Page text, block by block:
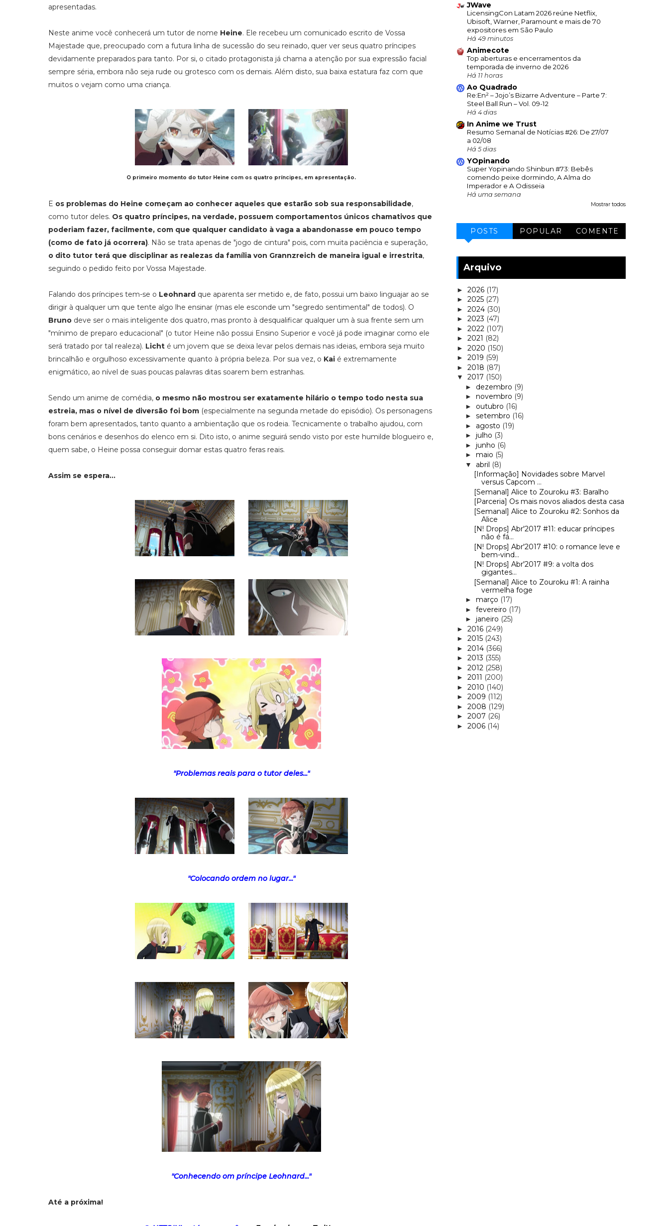
apresentadas.
Neste anime você conhecerá um tutor de nome Heine. Ele recebeu um comunicado escrito de Vossa
Majestade que, preocupado com a futura linha de sucessão do seu reinado, quer ver seus quatro príncipes
devidamente preparados para tanto. Por si, o citado protagonista já chama a atenção por sua expressão facial
sempre séria, embora não seja rude ou grotesco com os demais. Além disto, sua baixa estatura faz com que
muitos o vejam como uma criança.
O primeiro momento do tutor Heine com os quatro príncipes, em apresentação.
E os problemas do Heine começam ao conhecer aqueles que estarão sob sua responsabilidade,
como tutor deles. Os quatro príncipes, na verdade, possuem comportamentos únicos chamativos que
poderiam fazer, facilmente, com que qualquer candidato à vaga a abandonasse em pouco tempo
(como de fato já ocorrera). Não se trata apenas de "jogo de cintura" pois, com muita paciência e superação,
o dito tutor terá que disciplinar as realezas da família von Grannzreich de maneira igual e irrestrita,
seguindo o pedido feito por Vossa Majestade.
Falando dos príncipes tem-se o Leohnard que aparenta ser metido e, de fato, possui um baixo linguajar ao se
dirigir à qualquer um que tente algo lhe ensinar (mas ele esconde um "segredo sentimental" de todos). O
Bruno deve ser o mais inteligente dos quatro, mas pronto à desqualificar qualquer um à sua frente sem um
"mínimo de preparo educacional" (o tutor Heine não possui Ensino Superior e você já pode imaginar como ele
será tratado por tal realeza). Licht é um jovem que se deixa levar pelos demais nas ideias, embora seja muito
brincalhão e orgulhoso excessivamente quanto à própria beleza. Por sua vez, o Kai é extremamente
enigmático, ao nível de suas poucas palavras ditas soarem bem estranhas.
Sendo um anime de comédia, o mesmo não mostrou ser exatamente hilário o tempo todo nesta sua
estreia, mas o nível de diversão foi bom (especialmente na segunda metade do episódio). Os personagens
foram bem apresentados, tanto quanto a ambientação que os rodeia. Tecnicamente o trabalho ajudou, com
bons cenários e desenhos do elenco em si. Dito isto, o anime seguirá sendo visto por este humilde blogueiro e,
quem sabe, o Heine possa conseguir domar estas quatro feras reais.
Assim se espera...
"Problemas reais para o tutor deles..."
"Colocando ordem no lugar..."
"Conhecendo om príncipe Leohnard..."
Até a próxima!
JWave
LicensingCon Latam 2026 reúne Netflix,
Ubisoft, Warner, Paramount e mais de 70
expositores em São Paulo
Há 49 minutos
Animecote
Top aberturas e encerramentos da
temporada de inverno de 2026
Há 11 horas
Ao Quadrado
Re:En² – Jojo’s Bizarre Adventure – Parte 7:
Steel Ball Run – Vol. 09-12
Há 4 dias
In Anime we Trust
Resumo Semanal de Notícias #26: De 27/07
a 02/08
Há 5 dias
YOpinando
Super Yopinando Shinbun #73: Bebês
comendo peixe dormindo, A Alma do
Imperador e A Odisseia
Há uma semana
Mostrar todos
POSTS POPULAR COMENTE
Arquivo
► 2026 (17)
► 2025 (27)
► 2024 (30)
► 2023 (47)
► 2022 (107)
► 2021 (82)
► 2020 (150)
► 2019 (59)
► 2018 (87)
▼ 2017 (150)
► dezembro (9)
► novembro (9)
► outubro (16)
► setembro (16)
► agosto (19)
► julho (3)
► junho (6)
► maio (5)
▼ abril (8)
[Informação] Novidades sobre Marvel
versus Capcom ...
[Semanal] Alice to Zouroku #3: Baralho
[Parceria] Os mais novos aliados desta casa
[Semanal] Alice to Zouroku #2: Sonhos da
Alice
[N! Drops] Abr'2017 #11: educar príncipes
não é fá...
[N! Drops] Abr'2017 #10: o romance leve e
bem-vind...
[N! Drops] Abr'2017 #9: a volta dos
gigantes...
[Semanal] Alice to Zouroku #1: A rainha
vermelha foge
► março (17)
► fevereiro (17)
► janeiro (25)
► 2016 (249)
► 2015 (243)
► 2014 (366)
► 2013 (355)
► 2012 (258)
► 2011 (200)
► 2010 (140)
► 2009 (112)
► 2008 (129)
► 2007 (26)
► 2006 (14)